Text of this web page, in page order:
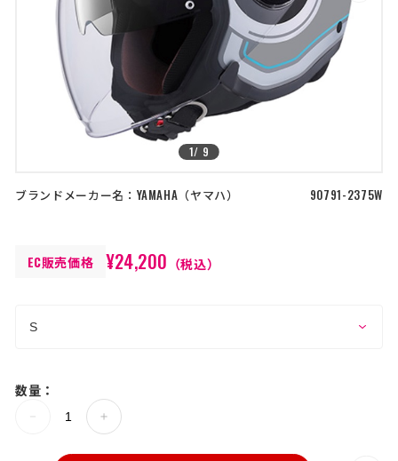
コーポレートサイト
採用情報
特定商取引法に基づく表記
古物営業法に基づく表示/保険勧誘
方針
商品レビュー利用規約
プライバシーポリシー
カスタマーハラスメントに対する方1/ 9
ブランドメーカー名： YAMAHA ヤマハ 90791-2375W
EC販売価格 ¥24,200 （税込）
数量：